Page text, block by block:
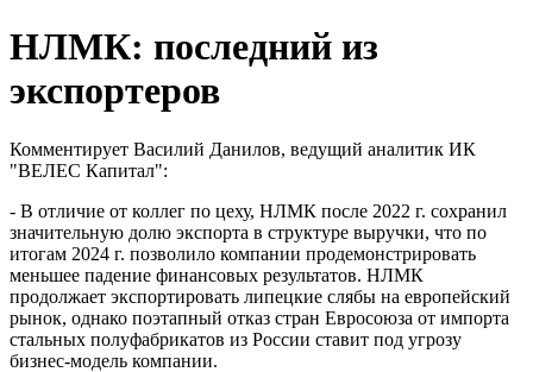
НЛМК: последний из
экспортеров
Комментирует Василий Данилов, ведущий аналитик ИК
"ВЕЛЕС Капитал":
- В отличие от коллег по цеху, НЛМК после 2022 г. сохранил
значительную долю экспорта в структуре выручки, что по
итогам 2024 г. позволило компании продемонстрировать
меньшее падение финансовых результатов. НЛМК
продолжает экспортировать липецкие слябы на европейский
рынок, однако поэтапный отказ стран Евросоюза от импорта
стальных полуфабрикатов из России ставит под угрозу
бизнес-модель компании.